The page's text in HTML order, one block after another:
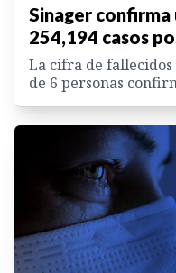
Sinager confirma
254,194 casos
La cifra de fallecidos
de 6 personas